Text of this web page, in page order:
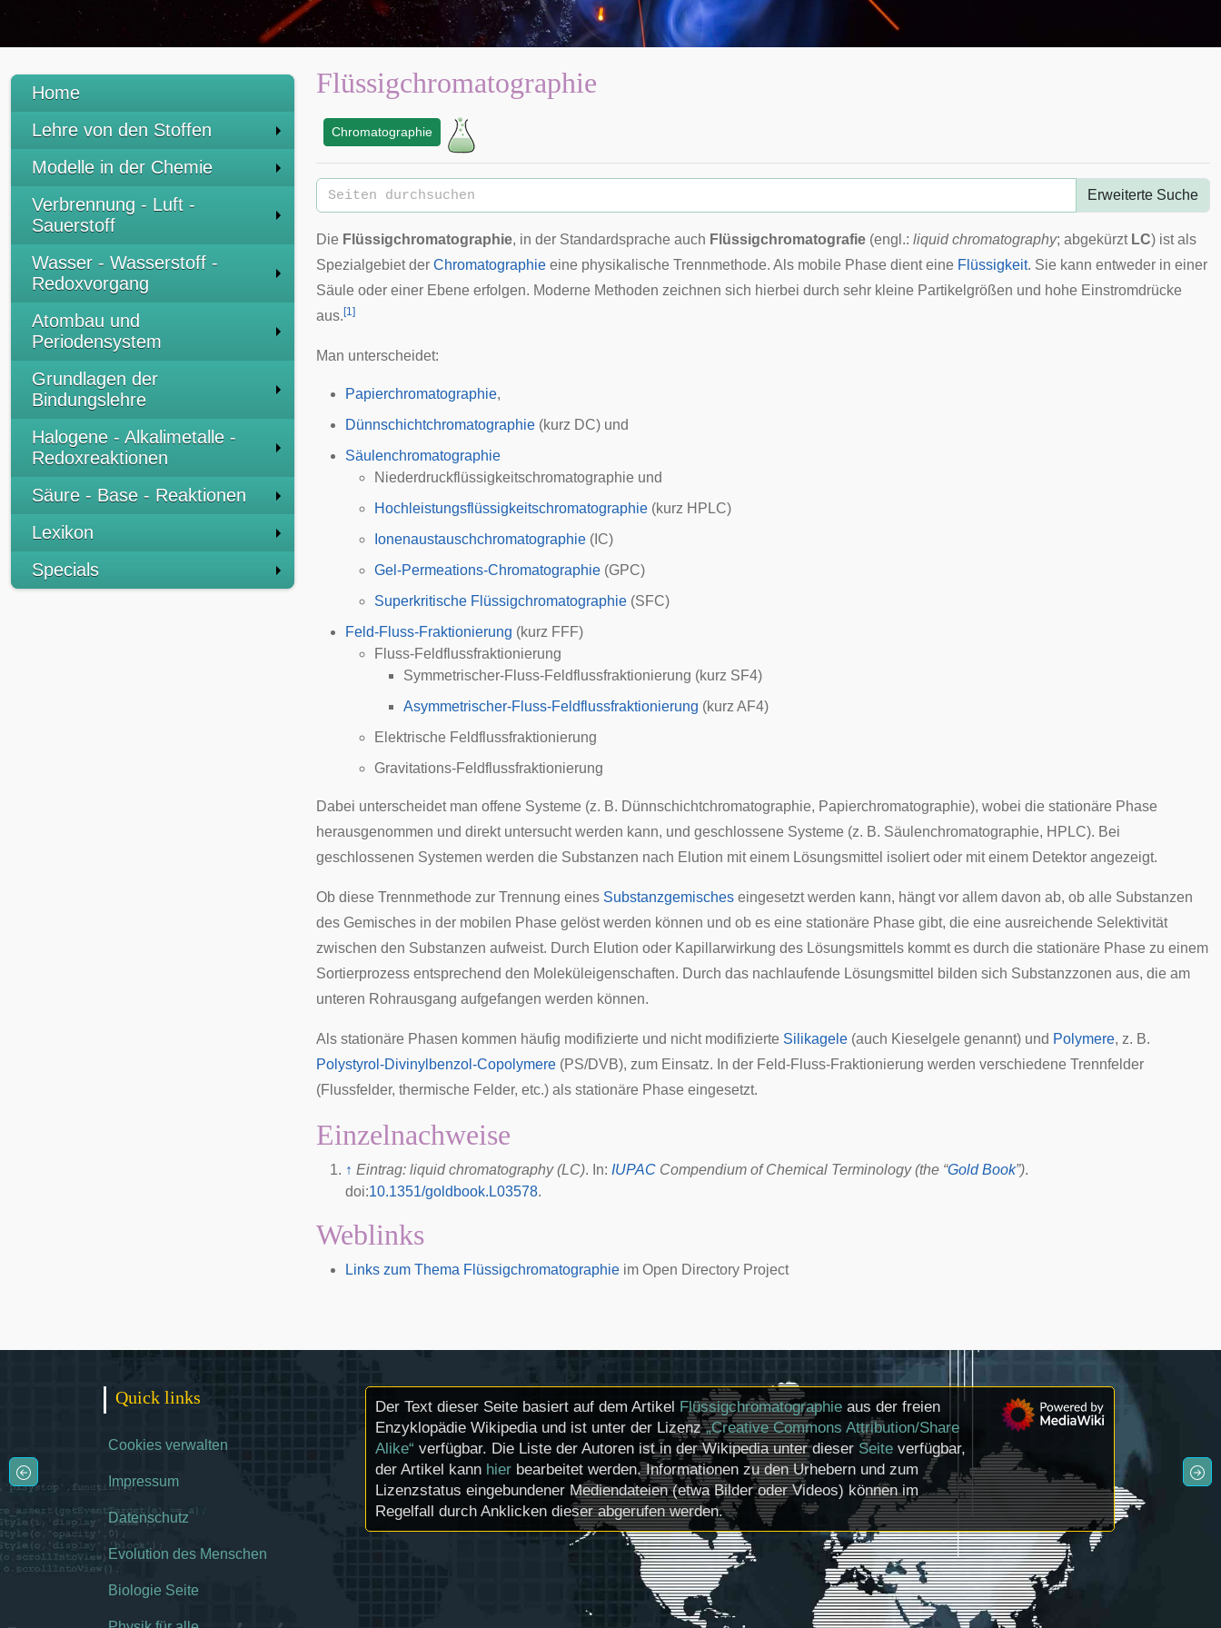
Home
Lehre von den Stoffen
Modelle in der Chemie
Verbrennung - Luft -
Sauerstoff
Wasser - Wasserstoff -
Redoxvorgang
Atombau und
Periodensystem
Grundlagen der
Bindungslehre
Halogene - Alkalimetalle -
Redoxreaktionen
Säure - Base - Reaktionen
Lexikon
Specials
Flüssigchromatographie
Chromatographie
Erweiterte Suche
Die Flüssigchromatographie, in der Standardsprache auch Flüssigchromatografie (engl.: liquid chromatography; abgekürzt LC) ist als
Spezialgebiet der Chromatographie eine physikalische Trennmethode. Als mobile Phase dient eine Flüssigkeit. Sie kann entweder in einer
Säule oder einer Ebene erfolgen. Moderne Methoden zeichnen sich hierbei durch sehr kleine Partikelgrößen und hohe Einstromdrücke
aus. [1]
Man unterscheidet:
Papierchromatographie,
Dünnschichtchromatographie (kurz DC) und
Säulenchromatographie
Niederdruckflüssigkeitschromatographie und
Hochleistungsflüssigkeitschromatographie (kurz HPLC)
Ionenaustauschchromatographie (IC)
Gel-Permeations-Chromatographie (GPC)
Superkritische Flüssigchromatographie (SFC)
Feld-Fluss-Fraktionierung (kurz FFF)
Fluss-Feldflussfraktionierung
Symmetrischer-Fluss-Feldflussfraktionierung (kurz SF4)
Asymmetrischer-Fluss-Feldflussfraktionierung (kurz AF4)
Elektrische Feldflussfraktionierung
Gravitations-Feldflussfraktionierung
Dabei unterscheidet man offene Systeme (z. B. Dünnschichtchromatographie, Papierchromatographie), wobei die stationäre Phase
herausgenommen und direkt untersucht werden kann, und geschlossene Systeme (z. B. Säulenchromatographie, HPLC). Bei
geschlossenen Systemen werden die Substanzen nach Elution mit einem Lösungsmittel isoliert oder mit einem Detektor angezeigt.
Ob diese Trennmethode zur Trennung eines Substanzgemisches eingesetzt werden kann, hängt vor allem davon ab, ob alle Substanzen
des Gemisches in der mobilen Phase gelöst werden können und ob es eine stationäre Phase gibt, die eine ausreichende Selektivität
zwischen den Substanzen aufweist. Durch Elution oder Kapillarwirkung des Lösungsmittels kommt es durch die stationäre Phase zu einem
Sortierprozess entsprechend den Moleküleigenschaften. Durch das nachlaufende Lösungsmittel bilden sich Substanzzonen aus, die am
unteren Rohrausgang aufgefangen werden können.
Als stationäre Phasen kommen häufig modifizierte und nicht modifizierte Silikagele (auch Kieselgele genannt) und Polymere, z. B.
Polystyrol-Divinylbenzol-Copolymere (PS/DVB), zum Einsatz. In der Feld-Fluss-Fraktionierung werden verschiedene Trennfelder
(Flussfelder, thermische Felder, etc.) als stationäre Phase eingesetzt.
Einzelnachweise
↑ Eintrag: liquid chromatography (LC). In: IUPAC Compendium of Chemical Terminology (the “Gold Book”).
doi:10.1351/goldbook.L03578.
Weblinks
Links zum Thema Flüssigchromatographie im Open Directory Project
Quick links
Cookies verwalten
Impressum
Datenschutz
Evolution des Menschen
Biologie Seite
Der Text dieser Seite basiert auf dem Artikel Flüssigchromatographie aus der freien
Enzyklopädie Wikipedia und ist unter der Lizenz„Creative Commons Attribution/Share
Alike“ verfügbar. Die Liste der Autoren ist in der Wikipedia unter dieser Seite verfügbar,
der Artikel kann hier bearbeitet werden. Informationen zu den Urhebern und zum
Lizenzstatus eingebundener Mediendateien (etwa Bilder oder Videos) können im
Regelfall durch Anklicken dieser abgerufen werden.